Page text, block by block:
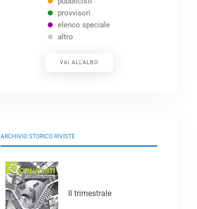
provvisori
elenco speciale
altro
VAI ALL’ALBO
ARCHIVIO STORICO RIVISTE
Il trimestrale